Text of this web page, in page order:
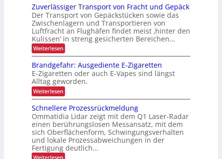
e
k
t
i
o
n
h
ä
l
t
l
i
c
h
r
z
f
r
i
s
i
g
e
E
i
n
s
ä
t
z
r
d
a
s
K
I
-
Z
e
i
a
l
t
e
r
S
A
-
P
r
ä
s
e
n
z
I
-
N
u
t
z
u
n
g
i
n
d
e
r
L
o
g
i
s
t
i
k
Zuverlässiger Transport von Fracht und Gepäck
Der Transport von Gepäckstücken sowie das
Zwischenlagern und Transportieren von
Luftfracht an Flughäfen findet meist ‚hinter den
Kulissen‘ in streng gesicherten Bereichen…
Weiterlesen:
Z
v
e
r
l
ä
s
i
g
e
r
T
r
Brandgefahr: Ausgediente E-Zigaretten
E-Zigaretten oder auch E-Vapes sind längst
Alltag geworden.
Weiterlesen:
B
a
n
d
g
e
f
a
Schnellere Prozessrückmeldung
Ommatidia Lidar zeigt mit dem Q1 Laser-Radar
einen berührungslosen Messansatz, mit dem
sich Oberflächenform, Schwingungsverhalten
und lokale Prozessabweichungen in der
Fertigung deutlich…
Weiterlesen: